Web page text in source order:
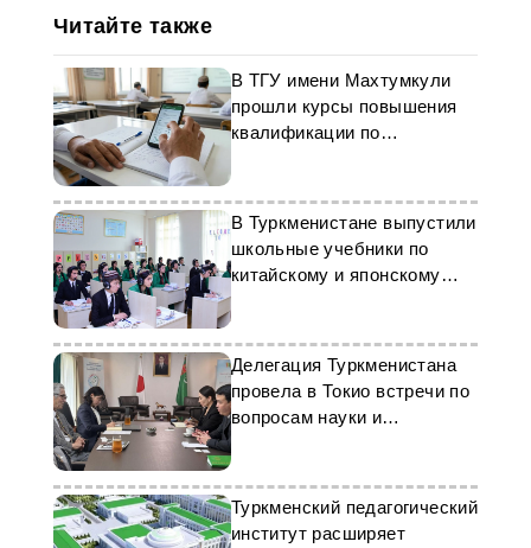
Читайте также
В ТГУ имени Махтумкули
прошли курсы повышения
квалификации по
В Туркменистане выпустили
школьные учебники по
китайскому и японскому
языкам
Делегация Туркменистана
провела в Токио встречи по
вопросам науки и
образования
Туркменский педагогический
институт расширяет